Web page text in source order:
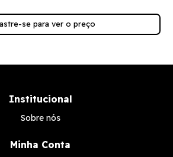
se para ver o preço
Institucional
Sobre nós
Minha Conta